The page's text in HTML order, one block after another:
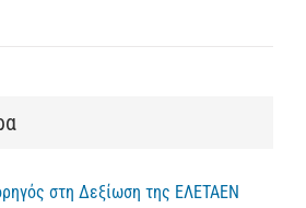
στη Δεξίωση της ΕΛΕΤΑΕΝ